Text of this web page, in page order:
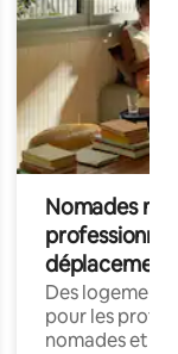
Nomades
déplacement
Des
pour les
nomades et